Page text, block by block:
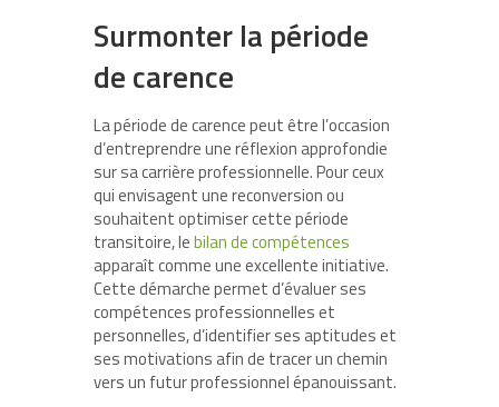
Surmonter la période
de carence
La période de carence peut être l’occasion
d’entreprendre une réflexion approfondie
sur sa carrière professionnelle. Pour ceux
qui envisagent une reconversion ou
souhaitent optimiser cette période
transitoire, lebilan de compétences
apparaît comme une excellente initiative.
Cette démarche permet d’évaluer ses
compétences professionnelles et
personnelles, d’identifier ses aptitudes et
ses motivations afin de tracer un chemin
vers un futur professionnel épanouissant.